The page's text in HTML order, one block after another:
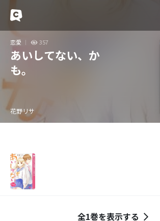
恋愛 357
あいしてない、か
も。
花野リサ
全1巻を表示する